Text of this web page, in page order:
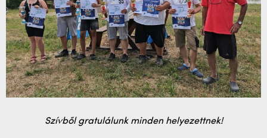
Szívből gratulálunk minden helyezettnek!